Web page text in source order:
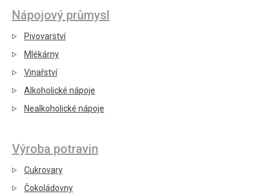
Nápojový průmysl
Pivovarství
Mlékárny
Vinařství
Alkoholické nápoje
Nealkoholické nápoje
Výroba potravin
Cukrovary
Čokoládovny